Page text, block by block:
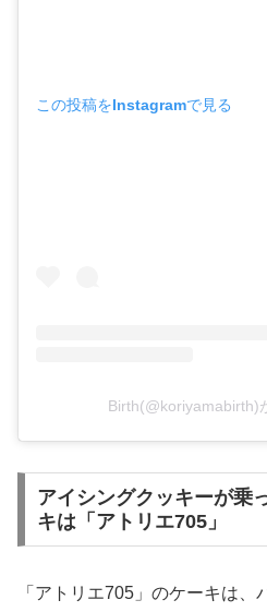
この投稿をInstagramで見る
Birth(@koriyamabirth)
アイシングクッキーが乗
キは「アトリエ705」
「アトリエ705」のケーキは